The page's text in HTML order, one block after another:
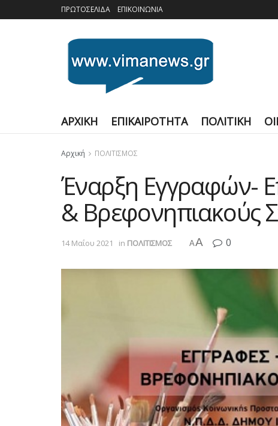
ΠΡΩΤΟΣΕΛΙΔΑ ΕΠΙΚΟΙΝΩΝΙΑ
ΑΡΧΙΚΗ ΕΠΙΚΑΙΡΟΤΗΤΑ ΠΟΛΙΤΙΚΗ
Αρχική ΠΟΛΙΤΙΣΜΟΣ
Έναρξη Εγγραφών-
& Βρεφονηπιακούς
14 Μαΐου 2021 in ΠΟΛΙΤΙΣΜΟΣ AA 0